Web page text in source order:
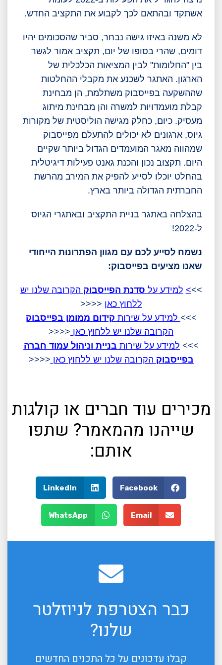
אשתקד ובהתאם לכך לקבוע את התקציב החדש.
לא משנה באיזו גישה נבחר, סביר שהסכומים יהיו
דומים, שהרי בסופו של יום, תקציב אמור לגשר
בין "החלומות" לבין המציאות הכלכלית של
הארגון. האתגר לשכנע את מקבלי ההחלטות
שההשקעה בפייסבוק משתלמת, הן מבחינת
קבלת מועמדויות למשרה והן מבחינת מיתוג
מעסיק. כיום, כחלק מגישה הוליסטית של מקורות
גיוס, ארגונים לא יכולים להתעלם מפייסבוק
שמהווה מאגר המועמדים הגדול ביותר שקיים
היום. תקצוב נכון והכנת גאנט פעילות דיגיטלית
בהחלט יוכלו לסייע להפיק את המירב מהרשת
החברתית הגדולה ביותר בארץ.
בהצלחה באתגר בניית התקציב ובאתגרי הגיוס
ל-2022!
נשמח לסייע לכם עם מגוון הפתרונות הייחודי
שאנו מציעים בפייסבוק:
>>
> למידע על סדנת הפייסבוק הקרובה שלנו יש
ללחוץ כאן <<<<
>>> למידע על שירות קידום ממומן בפייסבוק
הקרובה שלנו יש ללחוץ כאן <<<<
>>> למידע על שירות בניית וניהול עמוד חברה
בפייסבוק הקרובה שלנו יש ללחוץ כאן <<<<
מכירים עוד חברים או קולגות
שייהנו מהמאמר? שתפו
אותם:
Facebook
LinkedIn
Email
WhatsApp
כבר הצטרפת לניוזלטר
שלנו?
קבלו עדכונים על כל התכנים החדשים